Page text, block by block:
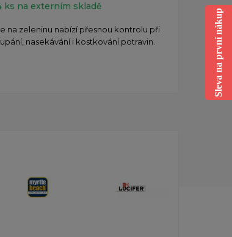
ks na externím skladě
na zeleninu nabízí přesnou kontrolu při
nasekávání i kostkování potravin.
Sleva na první nákup